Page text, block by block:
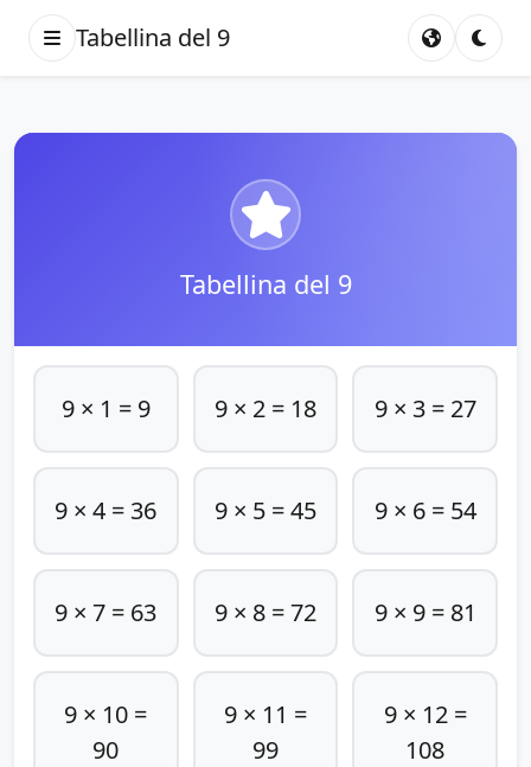
Tabellina del 9
Tabellina del 9
9 × 1 = 9 9 × 2 = 18 9 × 3 = 27
9 × 4 = 36 9 × 5 = 45 9 × 6 = 54
9 × 7 = 63 9 × 8 = 72 9 × 9 = 81
9 × 10 =
90
9 × 11 =
99
9 × 12 =
108